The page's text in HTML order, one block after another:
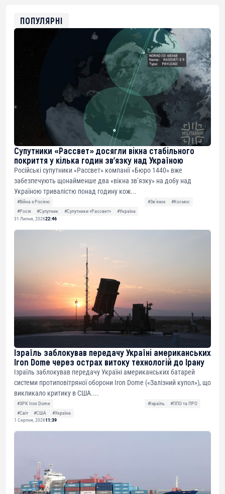
0xfD02863D3289416fcF50975c9DFda13623f97758
ПОПУЛЯРНІ
Супутники «Рассвет» досягли вікна стабільного
покриття у кілька годин зв’язку над Україною
Російські супутники «Рассвет» компанії «Бюро 1440» вже
забезпечують щонайменше два «вікна зв’язку» на добу над
Україною тривалістю понад годину кож...
#Війна з Росією #Звʼязок
#Космос
#Росія
#Супутник #Супутники «Рассвет»
#Україна
31 Липня, 202622:46
Ізраїль заблокував передачу Україні американських
Iron Dome через острах витоку технологій до Ірану
Ізраїль заблокував передачу Україні американських батарей
системи протиповітряної оборони Iron Dome («Залізний купол»), що
викликало критику в США....
#ЗРК Iron Dome #Ізраїль
#ППО та ПРО
#Світ
#США
#Україна
1 Серпня, 202611:39